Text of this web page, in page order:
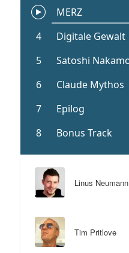
Linus Neumann
Tim Pritlove